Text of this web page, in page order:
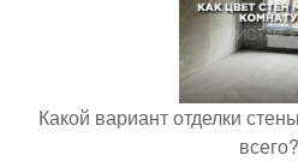
Какой вариант отделки
всего?